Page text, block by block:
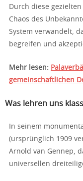
Durch diese
Chaos des
System verwandelt,
begreifen und
Mehr lesen:
gemeinschaftlichen
Was lehren uns
In seinem
(ursprünglich 1909
Arnold van Gennep,
universellen